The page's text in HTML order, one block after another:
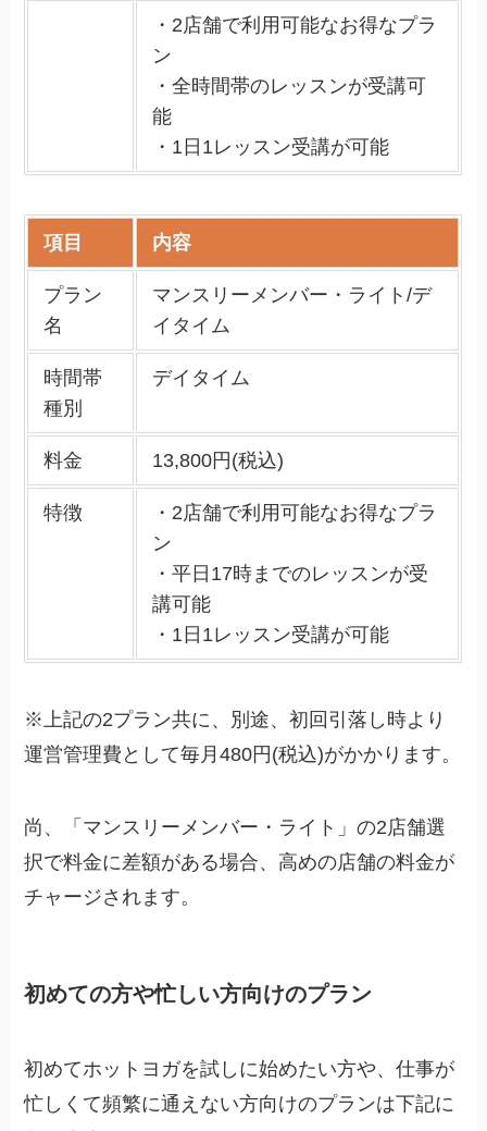
・2店舗で利用可能なお得なプラ
ン
・全時間帯のレッスンが受講可
能
・1日1レッスン受講が可能
項目 内容
プラン
名
マンスリーメンバー・ライト/デ
イタイム
時間帯
種別
デイタイム
料金 13,800円(税込)
特徴
・2店舗で利用可能なお得なプラ
ン
・平日17時までのレッスンが受
講可能
・1日1レッスン受講が可能
※上記の2プラン共に、別途、初回引落し時より
運営管理費として毎月480円(税込)がかかります。
尚、「マンスリーメンバー・ライト」の2店舗選
択で料金に差額がある場合、高めの店舗の料金が
チャージされます。
初めての方や忙しい方向けのプラン
初めてホットヨガを試しに始めたい方や、仕事が
忙しくて頻繁に通えない方向けのプランは下記に